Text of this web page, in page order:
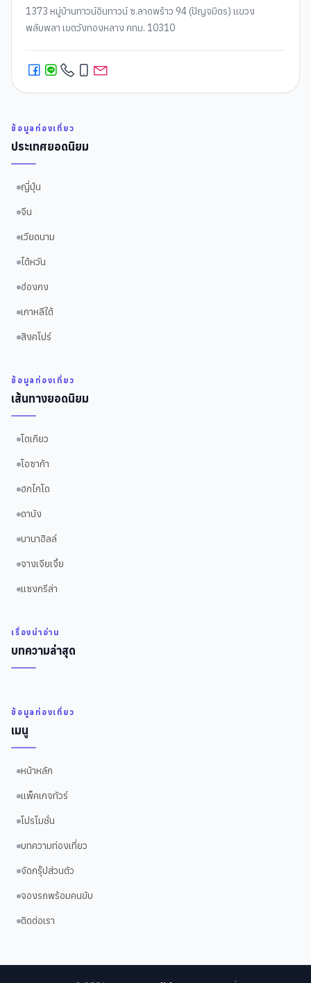
1373 หมู่บ้านทาวน์อินทาวน์ ซ.ลาดพร้าว 94 (ปัญจมิตร) แขวง
พลับพลา เขตวังทองหลาง กทม. 10310
ข้อมูลท่องเที่ยว
ประเทศยอดนิยม
ญี่ปุ่น
จีน
เวียดนาม
ไต้หวัน
ฮ่องกง
เกาหลีใต้
สิงคโปร์
ข้อมูลท่องเที่ยว
เส้นทางยอดนิยม
โตเกียว
โอซาก้า
ฮกไกโด
ดานัง
บานาฮิลล์
จางเจียเจี้ย
แซงกรีล่า
เรื่องน่าอ่าน
บทความล่าสุด
ข้อมูลท่องเที่ยว
เมนู
หน้าหลัก
แพ็คเกจทัวร์
โปรโมชั่น
บทความท่องเที่ยว
จัดกรุ๊ปส่วนตัว
จองรถพร้อมคนขับ
ติดต่อเรา